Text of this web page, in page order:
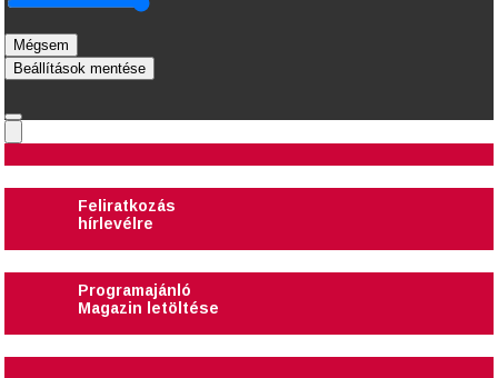
Mégsem
Beállítások mentése
Feliratkozás
hírlevélre
Programajánló
Magazin letöltése